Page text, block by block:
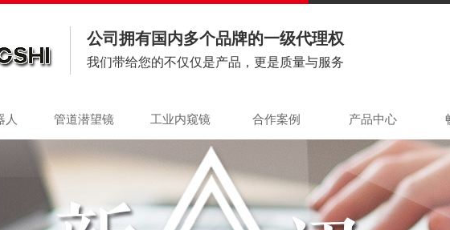
公司拥有国内多个品牌的一级代理权
我们带给您的不仅仅是产品，更是质量与服务
人 管道潜望镜 工业内窥镜 合作案例 产品中心